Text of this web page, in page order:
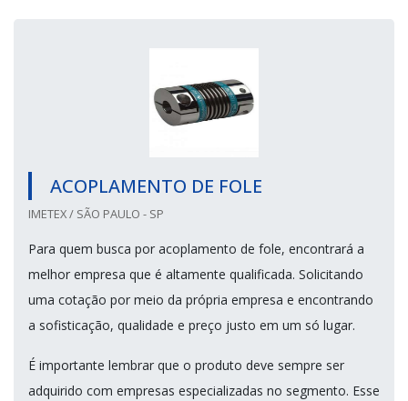
ACOPLAMENTO DE FOLE
IMETEX / SÃO PAULO - SP
Para quem busca por acoplamento de fole, encontrará a
melhor empresa que é altamente qualificada. Solicitando
uma cotação por meio da própria empresa e encontrando
a sofisticação, qualidade e preço justo em um só lugar.
É importante lembrar que o produto deve sempre ser
adquirido com empresas especializadas no segmento. Esse